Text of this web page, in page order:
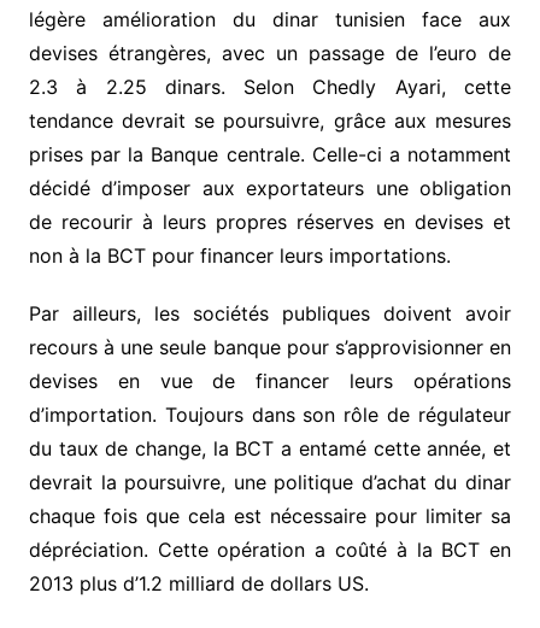
légère amélioration du dinar tunisien face aux
devises étrangères, avec un passage de l’euro de
2.3 à 2.25 dinars. Selon Chedly Ayari, cette
tendance devrait se poursuivre, grâce aux mesures
prises par la Banque centrale. Celle-ci a notamment
décidé d’imposer aux exportateurs une obligation
de recourir à leurs propres réserves en devises et
non à la BCT pour financer leurs importations.
Par ailleurs, les sociétés publiques doivent avoir
recours à une seule banque pour s’approvisionner en
devises en vue de financer leurs opérations
d’importation. Toujours dans son rôle de régulateur
du taux de change, la BCT a entamé cette année, et
devrait la poursuivre, une politique d’achat du dinar
chaque fois que cela est nécessaire pour limiter sa
dépréciation. Cette opération a coûté à la BCT en
2013 plus d’1.2 milliard de dollars US.